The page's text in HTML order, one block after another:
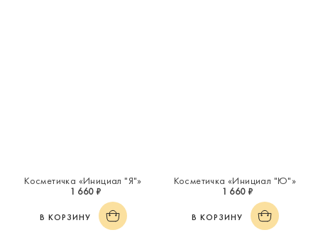
Косметичка «Инициал "Я"»
1 660 ₽
В КОРЗИНУ
Косметичка «Инициал "Ю"»
1 660 ₽
В КОРЗИНУ